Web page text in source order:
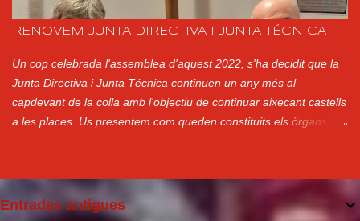
RENOVEM JUNTA DIRECTIVA I JUNTA TÉCNICA
Un cop celebrada l'assemblea d'aquest 2022, s'ha decidit que la
Junta Directiva i Junta Técnica continuen un any més al
capdevant de la colla amb l'objectiu de continuar aixecant castells
a les places. Us presentem com queden constituits els òrgans de
JUNTA TÈCNICA VICE-PRESIDENTA Fina Teixidó PINYES Mark
Riera SECRETARIA Ester Ayats Lluís Font TRESORERA Dolors
Xifre Pere Simón VOCALS TRONCS Miquel Olivet Montse Bonilla
Entrades antigues